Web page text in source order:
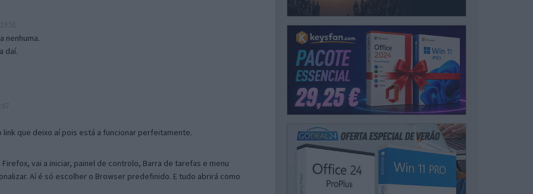
nenhuma.
daí.
que deixo aí pois está a funcionar perfeitamente.
vai a iniciar, painel de controlo, Barra de tarefas e menu
Aí é só escolher o Browser predefinido. E tudo abrirá como